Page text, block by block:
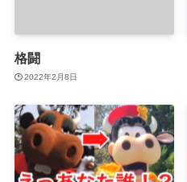
格闘
2022年2月8日